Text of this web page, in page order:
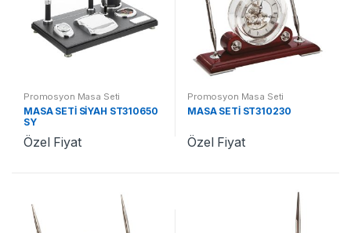
Promosyon Masa Seti
MASA SETİ SİYAH ST310650
SY
Özel Fiyat
Promosyon Masa Seti
MASA SETİ ST310230
Özel Fiyat